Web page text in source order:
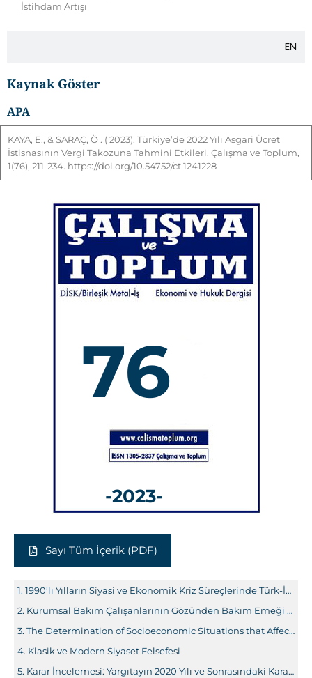
76
-2023-
Sayı Tüm İçerik (PDF)
1990’lı Yılların Siyasi ve Ekonomik Kriz Süreçlerinde Türk-İş, Hak-İş ve DİSK’in Söylemleri: Talepler, Ortak Platformlar ve Siyaset
Kurumsal Bakım Çalışanlarının Gözünden Bakım Emeği ve Pandemi Sonrası Uzun Dönemli Yaşlı Bakımı: Niteliksel Bir Araştırma
The Determination of Socioeconomic Situations that Affect the Life Conditions of Poor Households: The Case of Elazığ
Klasik ve Modern Siyaset Felsefesi
Karar İncelemesi: ​​​​​​​Yargıtayın 2020 Yılı ve Sonrasındaki Kararlarında Kısmi Süreli İşçinin Hafta Tatili Hakkı
EN
İstihdam Artışı
Kaynak Göster
APA
KAYA, E., & SARAÇ, Ö . ( 2023). Türkiye’de 2022 Yılı Asgari Ücret
İstisnasının Vergi Takozuna Tahmini Etkileri. Çalışma ve Toplum,
1(76), 211-234. https://doi.org/10.54752/ct.1241228